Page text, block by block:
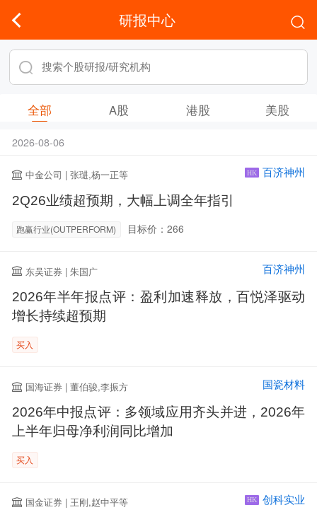
研报中心
全部 A股 港股 美股
2026-08-06
中金公司 | 张琎,杨一正等 HK 百济神州
2Q26业绩超预期，大幅上调全年指引
跑赢行业(OUTPERFORM) 目标价：266
东吴证券 | 朱国广 百济神州
2026年半年报点评：盈利加速释放，百悦泽驱动
增长持续超预期
买入
国海证券 | 董伯骏,李振方 国瓷材料
2026年中报点评：多领域应用齐头并进，2026年
上半年归母净利润同比增加
买入
国金证券 | 王刚,赵中平等 HK 创科实业